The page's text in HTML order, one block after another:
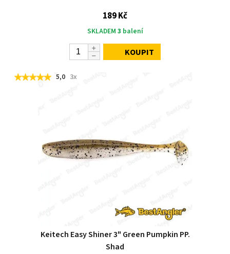
189 Kč
SKLADEM 3 balení
KOUPIT
5,0 3x
Keitech Easy Shiner 3" Green Pumpkin PP.
Shad